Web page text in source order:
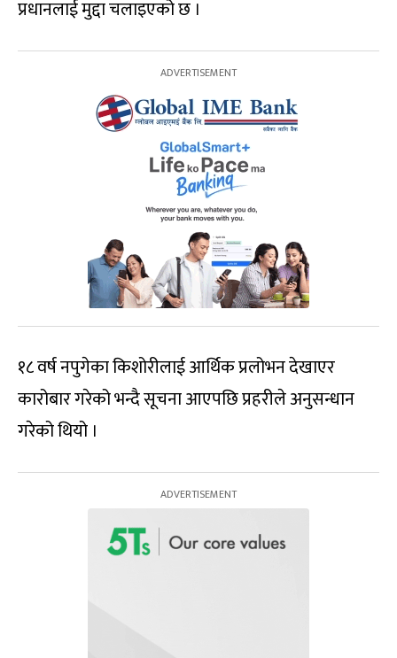
प्रधानलाई मुद्दा चलाइएको छ ।
१८ वर्ष नपुगेका किशोरीलाई आर्थिक प्रलोभन देखाएर
कारोबार गरेको भन्दै सूचना आएपछि प्रहरीले अनुसन्धान
गरेको थियो ।